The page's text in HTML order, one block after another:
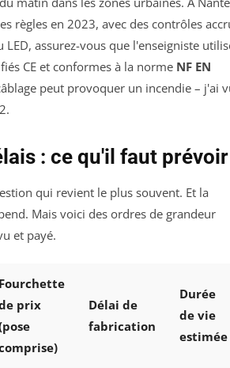
règles en 2023, avec des contrôles
LED, assurez-vous que l'enseigniste
CE et conformes à la norme NF EN
peut provoquer un incendie – j'ai
: ce qu'il faut prévoir
qui revient le plus souvent. Et la
Mais voici des ordres de grandeur
et payé.
Fourchette
prix
Délai de
fabrication
Durée
de vie
estimée